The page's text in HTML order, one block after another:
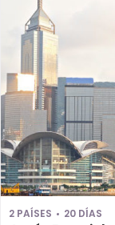
2 PAÍSES 20 DÍAS